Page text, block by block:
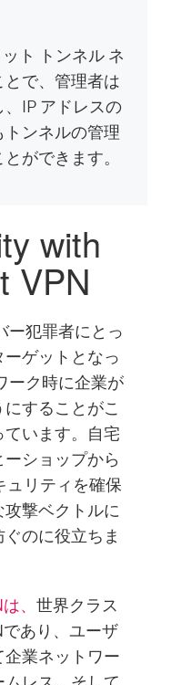
ト トンネル ネ
で、管理者は
IP アドレスの
ンネルの管理
ができます。
with
VPN
ー犯罪者にとっ
ゲットとなっ
ーク時に企業が
することがこ
います。自宅
ショップから
ュリティを確保
撃ベクトルに
のに役立ちま
、世界クラス
あり、ユーザ
業ネットワー